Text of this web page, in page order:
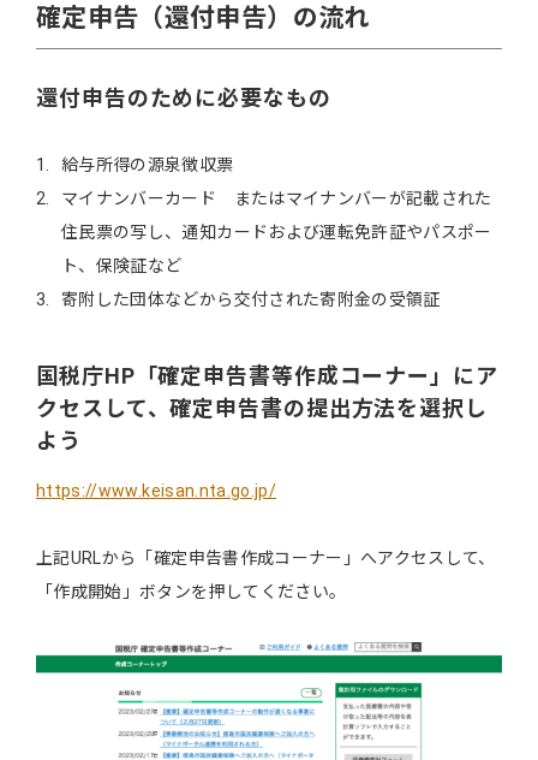
確定申告（還付申告）の流れ
還付申告のために必要なもの
給与所得の源泉徴収票
マイナンバーカード またはマイナンバーが記載された
住民票の写し、通知カードおよび運転免許証やパスポー
ト、保険証など
寄附した団体などから交付された寄附金の受領証
国税庁HP「確定申告書等作成コーナー」にア
クセスして、確定申告書の提出方法を選択し
よう
https://www.keisan.nta.go.jp/
上記URLから「確定申告書作成コーナー」へアクセスして、
「作成開始」ボタンを押してください。